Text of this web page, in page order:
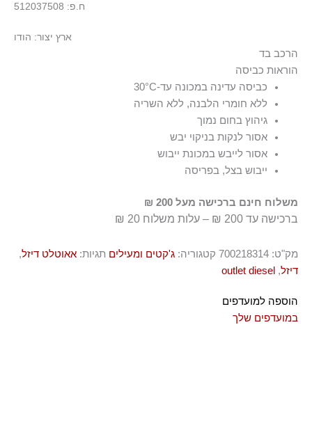
ח.פ: 512037508
ארץ יצור: הודו
הרכב בד
100% פוליאמיד-ניילון, ריב: 98% פוליאסטר 2% אלסטן-ספנדקס
הוראות כביסה
כביסה עדינה במכונה עד-30°C
ללא חומרי הלבנה, ללא השריה
גיהוץ בחום נמוך
אסור לנקות בניקוי יבש
אסור לייבש במכונת ייבוש
ייבוש בצל, בפריסה
משלוח חינם ברכישה מעל 200 ₪
ברכישה עד 200 ₪ – עלות משלוח 20 ₪
מק"ט: 700218314 קטגוריה: ג'קטים ומעילים תגיות: אאוטלט דיזל,
דיזל,
outlet diesel
הוספה למועדפים
במועדפים שלך